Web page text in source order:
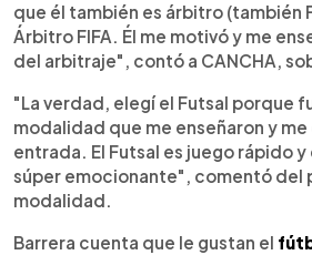
que él también es árbitro (también
Árbitro FIFA. Él me motivó y me
del arbitraje", contó a CANCHA,
"La verdad, elegí el Futsal porque
modalidad que me enseñaron y
entrada. El Futsal es juego rápido y
súper emocionante", comentó del
modalidad.
Barrera cuenta que le gustan el